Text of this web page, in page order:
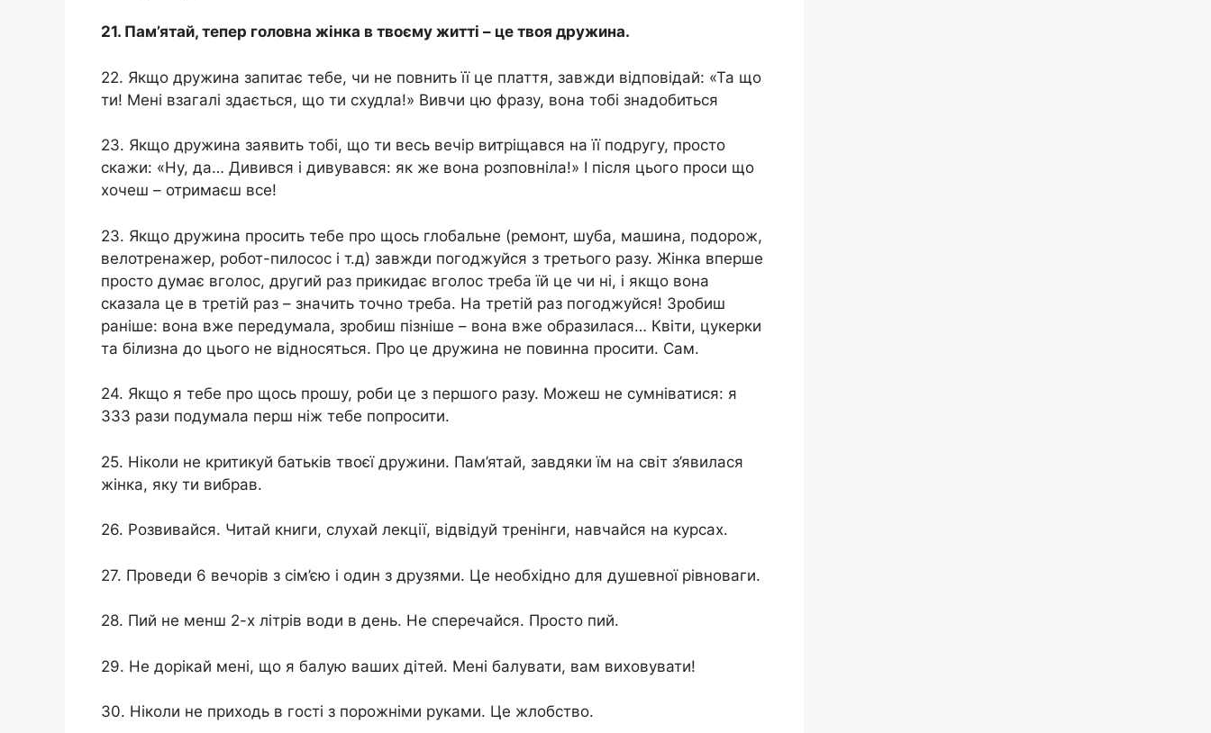
21. Пам’ятай, тепер головна жінка в твоєму житті – це твоя дружина.
22. Якщо дружина запитає тебе, чи не повнить її це плаття, завжди відповідай: «Та що
ти! Мені взагалі здається, що ти схудла!» Вивчи цю фразу, вона тобі знадобиться
23. Якщо дружина заявить тобі, що ти весь вечір витріщався на її подругу, просто
скажи: «Ну, да… Дивився і дивувався: як же вона розповніла!» І після цього проси що
хочеш – отримаєш все!
23. Якщо дружина просить тебе про щось глобальне (ремонт, шуба, машина, подорож,
велотренажер, робот-пилосос і т.д) завжди погоджуйся з третього разу. Жінка вперше
просто думає вголос, другий раз прикидає вголос треба їй це чи ні, і якщо вона
сказала це в третій раз – значить точно треба. На третій раз погоджуйся! Зробиш
раніше: вона вже передумала, зробиш пізніше – вона вже образилася… Квіти, цукерки
та білизна до цього не відносяться. Про це дружина не повинна просити. Сам.
24. Якщо я тебе про щось прошу, роби це з першого разу. Можеш не сумніватися: я
333 рази подумала перш ніж тебе попросити.
25. Ніколи не критикуй батьків твоєї дружини. Пам’ятай, завдяки їм на світ з’явилася
жінка, яку ти вибрав.
26. Розвивайся. Читай книги, слухай лекції, відвідуй тренінги, навчайся на курсах.
27. Проведи 6 вечорів з сім’єю і один з друзями. Це необхідно для душевної рівноваги.
28. Пий не менш 2-х літрів води в день. Не сперечайся. Просто пий.
29. Не дорікай мені, що я балую ваших дітей. Мені балувати, вам виховувати!
30. Ніколи не приходь в гості з порожніми руками. Це жлобство.